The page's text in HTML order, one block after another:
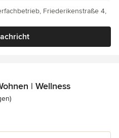
Friederikenstraße 4,
| Wellness
5 von 5 Sternen